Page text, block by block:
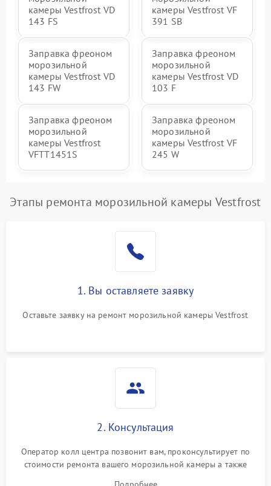
камеры Vestfrost VD
143 FS
камеры Vestfrost VF
391 SB
Заправка фреоном
морозильной
камеры Vestfrost VD
143 FW
Заправка фреоном
морозильной
камеры Vestfrost VD
103 F
Заправка фреоном
морозильной
камеры Vestfrost
VFTT1451S
Заправка фреоном
морозильной
камеры Vestfrost VF
245 W
Этапы ремонта морозильной камеры Vestfrost
1. Вы оставляете заявку
Оставьте заявку на ремонт морозильной камеры Vestfrost
2. Консультация
Оператор колл центра позвонит вам, проконсультирует по
стоимости ремонта вашего морозильной камеры а также